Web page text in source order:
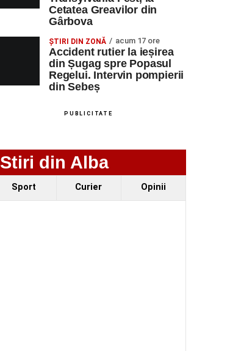
Cetatea Greavilor din
Gârbova
ȘTIRI DIN ZONĂ acum 17 ore
Accident rutier la ieșirea
din Șugag spre Popasul
Regelui. Intervin pompierii
din Sebeș
PUBLICITATE
Stiri din Alba
Sport Curier Opinii